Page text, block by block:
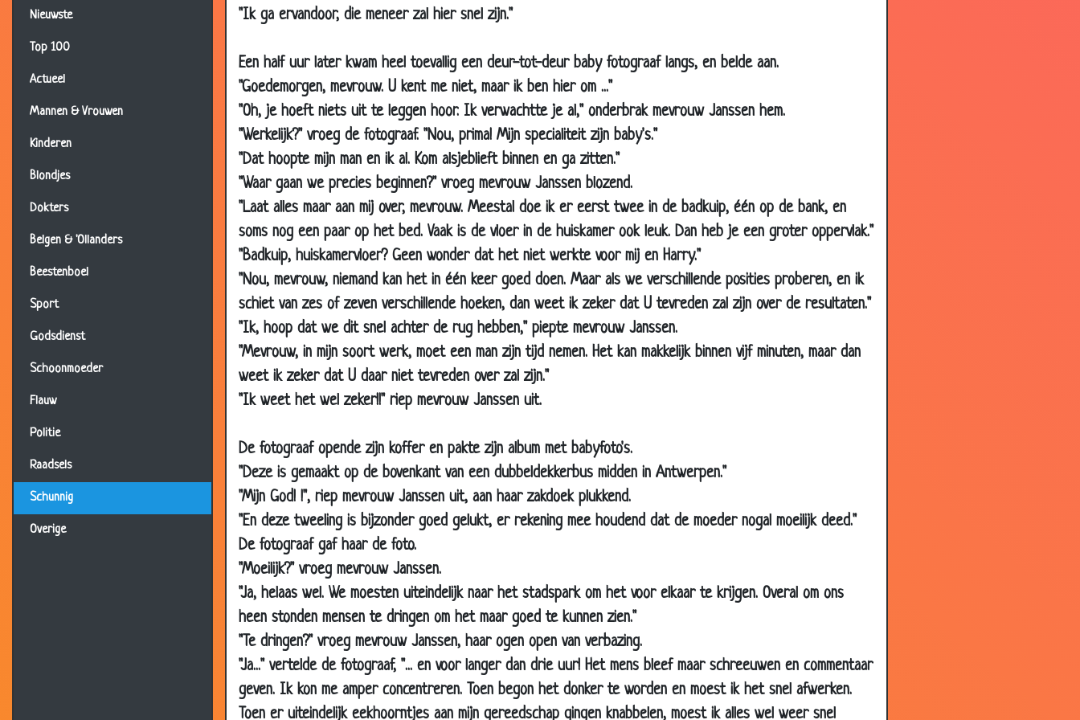
Nieuwste
Top 100
Actueel
Mannen & Vrouwen
Kinderen
Blondjes
Dokters
Belgen & 'Ollanders
Beestenboel
Sport
Godsdienst
Schoonmoeder
Flauw
Politie
Raadsels
Schunnig
Overige
"Ik ga ervandoor, die meneer zal hier snel zijn."
Een half uur later kwam heel toevallig een deur-tot-deur baby fotograaf langs, en belde aan.
"Goedemorgen, mevrouw. U kent me niet, maar ik ben hier om ..."
"Oh, je hoeft niets uit te leggen hoor. Ik verwachtte je al," onderbrak mevrouw Janssen hem.
"Werkelijk?" vroeg de fotograaf. "Nou, prima! Mijn specialiteit zijn baby's."
"Dat hoopte mijn man en ik al. Kom alsjeblieft binnen en ga zitten."
"Waar gaan we precies beginnen?" vroeg mevrouw Janssen blozend.
"Laat alles maar aan mij over, mevrouw. Meestal doe ik er eerst twee in de badkuip, één op de bank, en
soms nog een paar op het bed. Vaak is de vloer in de huiskamer ook leuk. Dan heb je een groter oppervlak."
"Badkuip, huiskamervloer? Geen wonder dat het niet werkte voor mij en Harry."
"Nou, mevrouw, niemand kan het in één keer goed doen. Maar als we verschillende posities proberen, en ik
schiet van zes of zeven verschillende hoeken, dan weet ik zeker dat U tevreden zal zijn over de resultaten."
"Ik, hoop dat we dit snel achter de rug hebben," piepte mevrouw Janssen.
"Mevrouw, in mijn soort werk, moet een man zijn tijd nemen. Het kan makkelijk binnen vijf minuten, maar dan
weet ik zeker dat U daar niet tevreden over zal zijn."
"Ik weet het wel zeker!!" riep mevrouw Janssen uit.
De fotograaf opende zijn koffer en pakte zijn album met babyfoto's.
"Deze is gemaakt op de bovenkant van een dubbeldekkerbus midden in Antwerpen."
"Mijn God! !", riep mevrouw Janssen uit, aan haar zakdoek plukkend.
"En deze tweeling is bijzonder goed gelukt, er rekening mee houdend dat de moeder nogal moeilijk deed."
De fotograaf gaf haar de foto.
"Moeilijk?" vroeg mevrouw Janssen.
"Ja, helaas wel. We moesten uiteindelijk naar het stadspark om het voor elkaar te krijgen. Overal om ons
heen stonden mensen te dringen om het maar goed te kunnen zien."
"Te dringen?" vroeg mevrouw Janssen, haar ogen open van verbazing.
"Ja..." vertelde de fotograaf, "... en voor langer dan drie uur! Het mens bleef maar schreeuwen en commentaar
geven. Ik kon me amper concentreren. Toen begon het donker te worden en moest ik het snel afwerken.
Toen er uiteindelijk eekhoorntjes aan mijn gereedschap gingen knabbelen, moest ik alles wel weer snel
12 Oct 2009
De afwas
07 Oct 2009
Kan ik kinderen krijgen?
06 Oct 2009
Papegaai zonder poten
28 Sep 2009
Meer tijd
23 Sep 2009
Geen maagd meer
18 Sep 2009
de verleiding
17 Sep 2009
Bang zijn
3.90
16 Sep 2009
Tellen op het toilet
3.84
09 Sep 2009
02 Sep 2009
3.95
20 Jul 2009
Op het tankstation
06 Jul 2009
Groen puntje
2.76
26 Jun 2009
Wilde stier
23 May 2009
Wachtkamer van een dierenarts
07 May 2009
Ervoor betaald krijgen
04 May 2009
02 May 2009
Nieuwe therapie
3.76
15 Apr 2009
Beter verzekerd
08 Apr 2009
Wat was dat?!
02 Apr 2009
Snel er van af
3.52
20 Mar 2009
Bier
24 Feb 2009
Ken ik jou?
Voor het eerst!
02 Feb 2009
Goeie tandarts
3.66